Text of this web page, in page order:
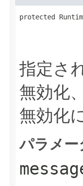
protected
指定さ
無効化
無効化
パラメー